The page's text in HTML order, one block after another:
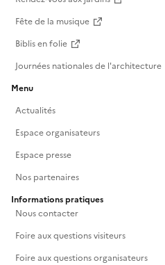
Fête de la musique
Biblis en folie
Journées nationales de l'architecture
Menu
Actualités
Espace organisateurs
Espace presse
Nos partenaires
Informations pratiques
Nous contacter
Foire aux questions visiteurs
Foire aux questions organisateurs